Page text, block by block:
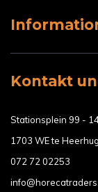
Kontakt
Stationsplein 99 -
1703 WE te
072 72 02253